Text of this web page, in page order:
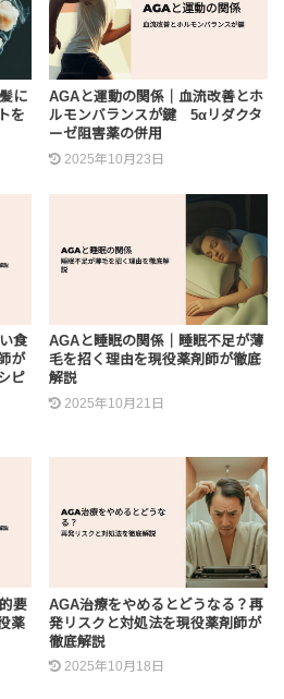
に
を
AGAと運動の関係｜血流改善とホ
ルモンバランスが鍵 5αリダクタ
ーゼ阻害薬の併用
2025年10月23日
食
が
ピ
AGAと睡眠の関係｜睡眠不足が薄
毛を招く理由を現役薬剤師が徹底
解説
2025年10月21日
要
薬
AGA治療をやめるとどうなる？再
発リスクと対処法を現役薬剤師が
徹底解説
2025年10月18日